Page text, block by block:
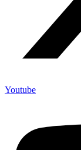
Youtube